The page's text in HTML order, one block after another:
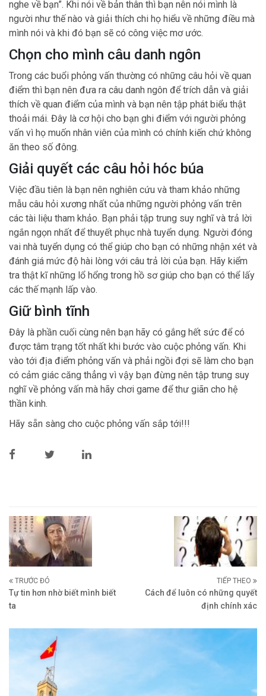
nghe về bạn”. Khi nói về bản thân thì bạn nên nói mình là
người như thế nào và giải thích chi họ hiểu về những điều mà
mình nói và khi đó bạn sẽ có công việc mơ ước.
Chọn cho mình câu danh ngôn
Trong các buổi phỏng vấn thường có những câu hỏi về quan
điểm thì bạn nên đưa ra câu danh ngôn để trích dẫn và giải
thích về quan điểm của mình và bạn nên tập phát biểu thật
thoải mái. Đây là cơ hội cho bạn ghi điểm với người phỏng
vấn vì họ muốn nhân viên của mình có chính kiến chứ không
ăn theo số đông.
Giải quyết các câu hỏi hóc búa
Việc đầu tiên là bạn nên nghiên cứu và tham khảo những
mẫu câu hỏi xương nhất của những người phỏng vấn trên
các tài liệu tham khảo. Bạn phải tập trung suy nghĩ và trả lời
ngắn ngọn nhất để thuyết phục nhà tuyển dụng. Người đóng
vai nhà tuyển dụng có thể giúp cho bạn có những nhận xét và
đánh giá mức độ hài lòng với câu trả lời của bạn. Hãy kiểm
tra thật kĩ những lổ hổng trong hồ sơ giúp cho bạn có thể lấy
các thế mạnh lấp vào.
Giữ bình tĩnh
Đây là phần cuối cùng nên bạn hãy có gắng hết sức để có
được tâm trạng tốt nhất khi bước vào cuộc phỏng vấn. Khi
vào tới địa điểm phỏng vấn và phải ngồi đợi sẽ làm cho bạn
có cảm giác căng thẳng vì vậy bạn đừng nên tập trung suy
nghĩ về phỏng vấn mà hãy chơi game để thư giãn cho hệ
thần kinh.
Hãy sẵn sàng cho cuộc phỏng vấn sắp tới!!!
TRƯỚC ĐÓ
Tự tin hơn nhờ biết mình biết
ta
TIẾP THEO
Cách để luôn có những quyết
định chính xác